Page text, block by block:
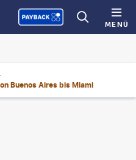
MENÜ
Buenos Aires bis Miami